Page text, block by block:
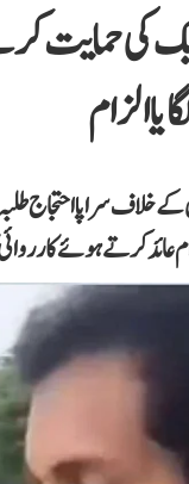
کی حمایت کرنے
الزام
خلاف سراپا احتجاج
عائد کرتے ہوئے کارروائی